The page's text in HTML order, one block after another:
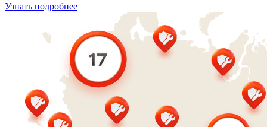
Узнать подробнее